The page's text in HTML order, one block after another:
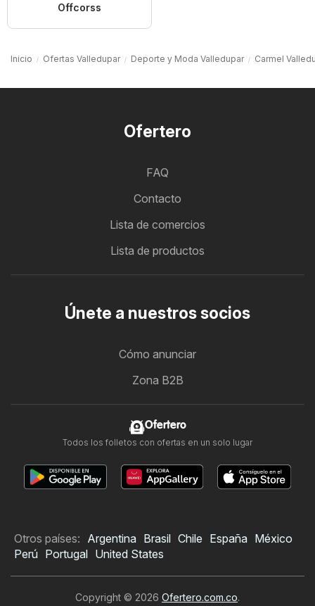
Offcorss
Inicio Ofertas Valledupar Deporte y Moda Valledupar Carmel
Ofertero
FAQ
Contacto
Lista de comercios
Lista de productos
Únete a nuestros socios
Cómo anunciar
Zona B2B
Ofertero
Todos los folletos con ofertas en un solo lugar
Otros países: Argentina Brasil Chile España México
Perú Portugal United States
Copyright © 2026 Ofertero.com.co.